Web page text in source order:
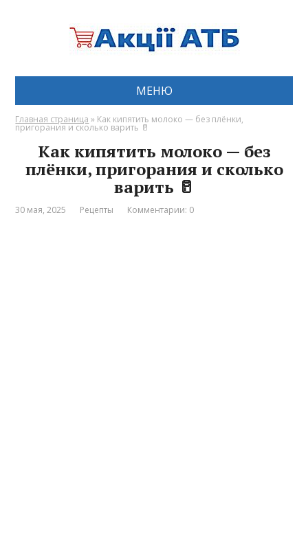
МЕНЮ
Главная страница » Как кипятить молоко — без плёнки,
пригорания и сколько варить 🥛
Как кипятить молоко — без
плёнки, пригорания и сколько
варить 🥛
30 мая, 2025 Рецепты Комментарии: 0